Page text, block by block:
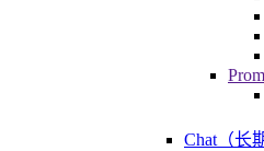
Chat（长